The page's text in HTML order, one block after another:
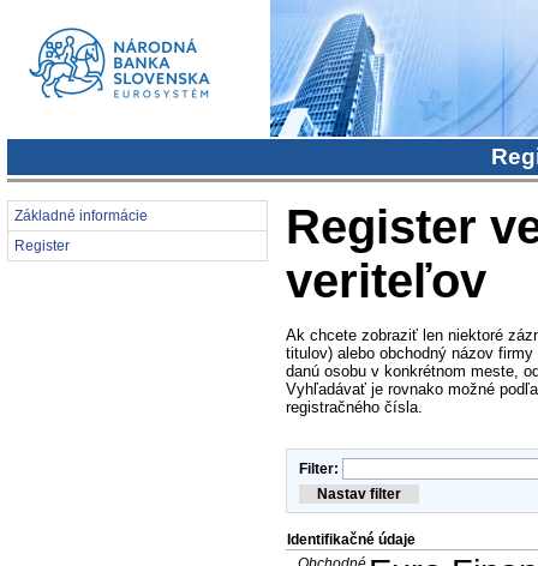
Základné informácie
Register
Register
veriteľov
Ak chcete zobraziť len niektoré
titulov) alebo obchodný názov
danú osobu v konkrétnom meste,
Vyhľadávať je rovnako možné
registračného čísla.
Filter:
Identifikačné údaje